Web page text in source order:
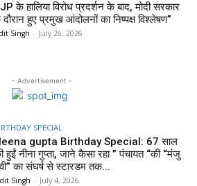
के हालिया विरोध प्रदर्शन के बाद, मोदी सरकार
हुए प्रमुख आंदोलनों का निष्पक्ष विश्लेषण”
Singh - July 26, 2026
- Advertisement -
SPECIAL
gupta Birthday Special: 67 साल
हुईं नीना गुप्ता, जाने कैसा रहा ” पंचायत “की “मंजु
का संघर्ष से स्टारडम तक...
Singh - July 4, 2026